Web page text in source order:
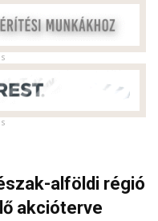
alföldi régió
akcióterve